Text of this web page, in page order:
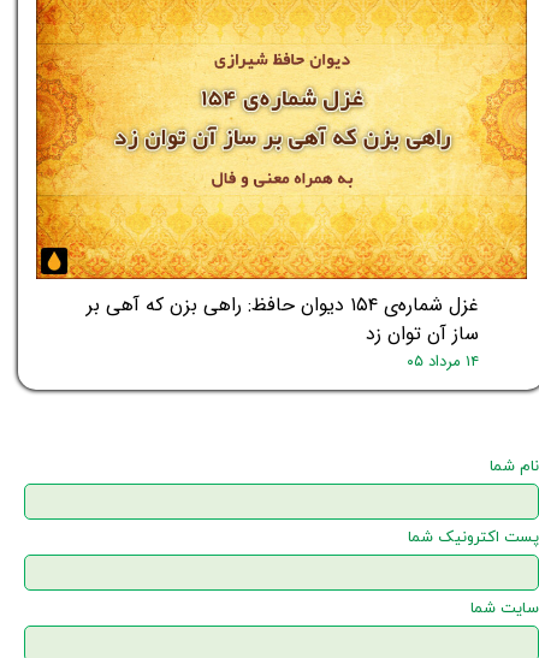
غزل شماره‌ی ۱۵۴ دیوان حافظ: راهی بزن که آهی بر
ساز آن توان زد
۱۴ مرداد ۰۵
نام شما
پست اکترونیک شما
سایت شما